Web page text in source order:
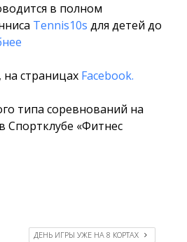
в полном
Tennis10s для детей до
страницах Facebook.
типа соревнований на
Спортклубе «Фитнес
ДЕНЬ ИГРЫ УЖЕ НА 8 КОРТАХ